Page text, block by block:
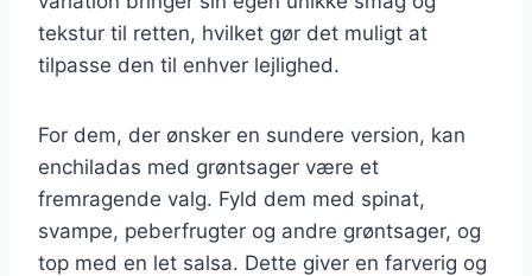
tekstur til retten, hvilket gør det muligt at
tilpasse den til enhver lejlighed.
For dem, der ønsker en sundere version, kan
enchiladas med grøntsager være et
fremragende valg. Fyld dem med spinat,
svampe, peberfrugter og andre grøntsager, og
top med en let salsa. Dette giver en farverig og